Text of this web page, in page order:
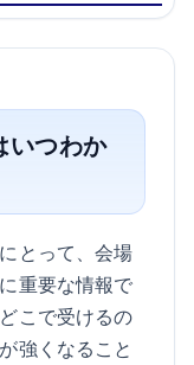
いつわか
とって、会場
重要な情報で
こで受けるの
強くなること